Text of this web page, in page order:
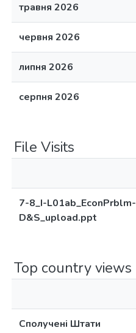
травня 2026
червня 2026
липня 2026
серпня 2026
File Visits
7-8_I-L01ab_EconPrblm-
D&S_upload.ppt
Top country views
Сполучені Штати